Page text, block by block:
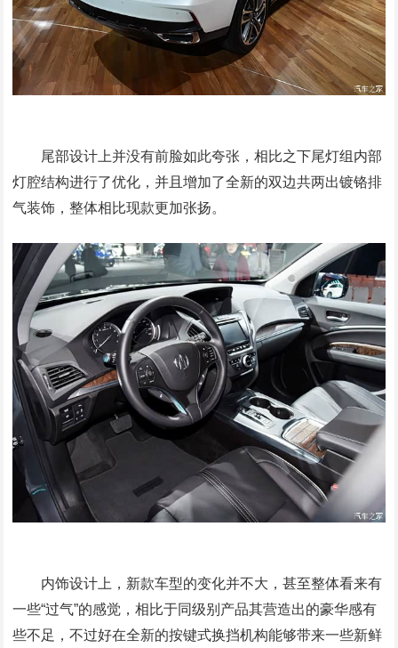
尾部设计上并没有前脸如此夸张，相比之下尾灯组内部
灯腔结构进行了优化，并且增加了全新的双边共两出镀铬排
气装饰，整体相比现款更加张扬。
内饰设计上，新款车型的变化并不大，甚至整体看来有
一些“过气”的感觉，相比于同级别产品其营造出的豪华感有
些不足，不过好在全新的按键式换挡机构能够带来一些新鲜